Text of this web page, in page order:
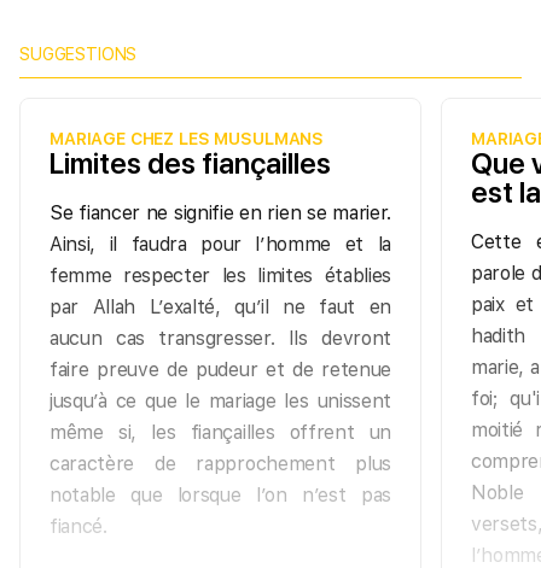
SUGGESTIONS
MARIAGE CHEZ LES MUSULMANS
Limites des fiançailles
Se fiancer ne signifie en rien se marier.
Ainsi, il faudra pour l’homme et la
femme respecter les limites établies
par Allah L’exalté, qu’il ne faut en
aucun cas transgresser. Ils devront
faire preuve de pudeur et de retenue
jusqu’à ce que le mariage les unissent
même si, les fiançailles offrent un
caractère de rapprochement plus
notable que lorsque l’on n’est pas
fiancé.
Que
est
Cette
parole
paix
marie,
foi;
moitié
Noble